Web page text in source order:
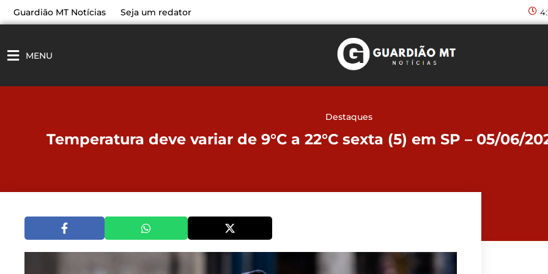
paraGuardião MT Notícias Seja um redator
MENU
Destaques
Temperatura deve variar de 9°C a 22°C sexta (5) em SP – 05/06/